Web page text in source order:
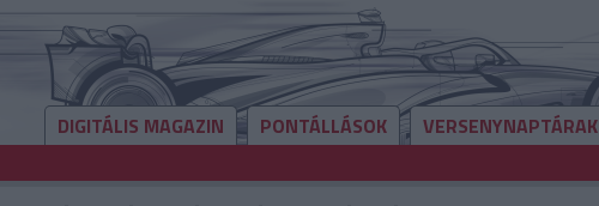
DIGITÁLIS MAGAZIN PONTÁLLÁSOK VERSENYNAPTÁRAK